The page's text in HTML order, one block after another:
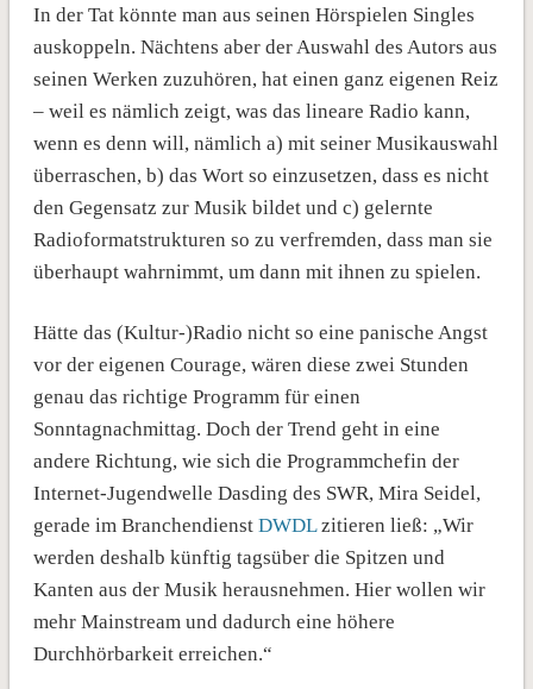
In der Tat könnte man aus seinen Hörspielen Singles
auskoppeln. Nächtens aber der Auswahl des Autors aus
seinen Werken zuzuhören, hat einen ganz eigenen Reiz
– weil es nämlich zeigt, was das lineare Radio kann,
wenn es denn will, nämlich a) mit seiner Musikauswahl
überraschen, b) das Wort so einzusetzen, dass es nicht
den Gegensatz zur Musik bildet und c) gelernte
Radioformatstrukturen so zu verfremden, dass man sie
überhaupt wahrnimmt, um dann mit ihnen zu spielen.
Hätte das (Kultur-)Radio nicht so eine panische Angst
vor der eigenen Courage, wären diese zwei Stunden
genau das richtige Programm für einen
Sonntagnachmittag. Doch der Trend geht in eine
andere Richtung, wie sich die Programmchefin der
Internet-Jugendwelle Dasding des SWR, Mira Seidel,
gerade im Branchendienst DWDLzitieren ließ: „Wir
werden deshalb künftig tagsüber die Spitzen und
Kanten aus der Musik herausnehmen. Hier wollen wir
mehr Mainstream und dadurch eine höhere
Durchhörbarkeit erreichen.“